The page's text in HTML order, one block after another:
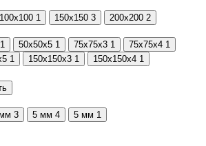
100х100 1 150x150 3 200х200 2
1 50х50х5 1 75x75x3 1 75x75x4 1
1 150х150х3 1 150х150х4 1
3 5 мм 4 5 мм 1